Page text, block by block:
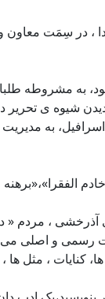
، در سِمَت
بود، به
شیوه ی تحریر
به
، مردم «
رسمی و اصلی
، مثل ها ،